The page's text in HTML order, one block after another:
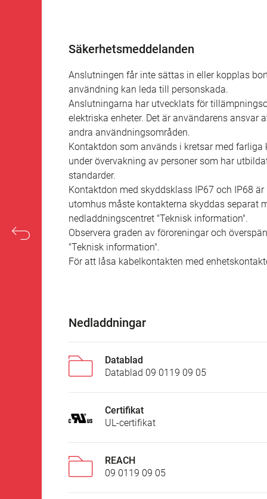
Säkerhetsmeddelanden
Anslutningen får inte sättas in eller kopplas
användning kan leda till personskada.
Anslutningarna har utvecklats för
elektriska enheter. Det är användarens
andra användningsområden.
Kontaktdon som används i kretsar med
under övervakning av personer som har
standarder.
Kontaktdon med skyddsklass IP67 och IP68
utomhus måste kontakterna skyddas separat
nedladdningscentret "Teknisk information".
Observera graden av föroreningar och
"Teknisk information".
För att låsa kabelkontakten med
Nedladdningar
Datablad
Datablad 09 0119 09 05
Certifikat
UL-certifikat
REACH
09 0119 09 05